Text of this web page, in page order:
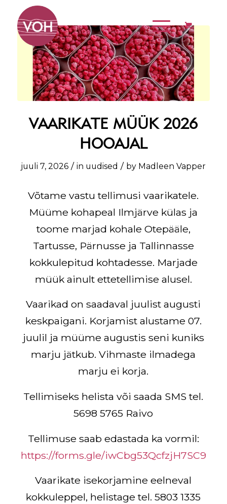
VAARIKATE MÜÜK 2026
HOOAJAL
juuli 7, 2026 / in uudised / by Madleen Vapper
Võtame vastu tellimusi vaarikatele.
Müüme kohapeal Ilmjärve külas ja
toome marjad kohale Otepääle,
Tartusse, Pärnusse ja Tallinnasse
kokkulepitud kohtadesse. Marjade
müük ainult ettetellimise alusel.
Vaarikad on saadaval juulist augusti
keskpaigani. Korjamist alustame 07.
juulil ja müüme augustis seni kuniks
marju jätkub. Vihmaste ilmadega
marju ei korja.
Tellimiseks helista või saada SMS tel.
5698 5765 Raivo
Tellimuse saab edastada ka vormil:
https://forms.gle/iwCbg53QcfzjH7SC9
Vaarikate isekorjamine eelneval
kokkuleppel, helistage tel. 5803 1335